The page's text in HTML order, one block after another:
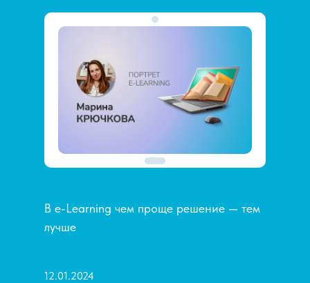
12.01.2024
В e-Learning чем проще решение — тем
лучше